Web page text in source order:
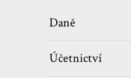
Daně
Účetnictví